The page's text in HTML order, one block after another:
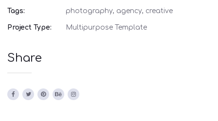
Tags: photography, agency, creative
Project Type: Multipurpose Template
Share